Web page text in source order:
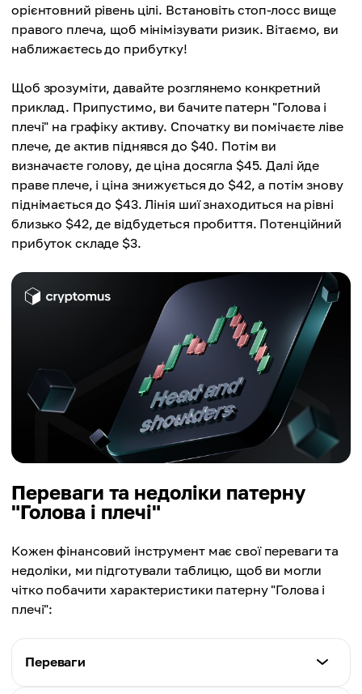
орієнтовний рівень цілі. Встановіть стоп-лосс вище
правого плеча, щоб мінімізувати ризик. Вітаємо, ви
наближаєтесь до прибутку!
Щоб зрозуміти, давайте розглянемо конкретний
приклад. Припустимо, ви бачите патерн "Голова і
плечі" на графіку активу. Спочатку ви помічаєте ліве
плече, де актив піднявся до $40. Потім ви
визначаєте голову, де ціна досягла $45. Далі йде
праве плече, і ціна знижується до $42, а потім знову
піднімається до $43. Лінія шиї знаходиться на рівні
близько $42, де відбудеться пробиття. Потенційний
прибуток складе $3.
Переваги та недоліки патерну
"Голова і плечі"
Кожен фінансовий інструмент має свої переваги та
недоліки, ми підготували таблицю, щоб ви могли
чітко побачити характеристики патерну "Голова і
плечі":
Переваги